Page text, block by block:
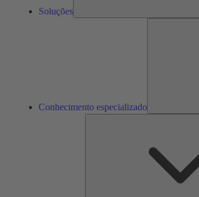
Soluções
Conhecimento especializado